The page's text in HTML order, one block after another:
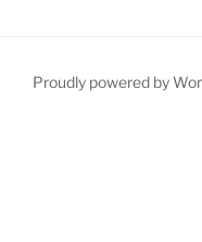
Proudly powered by